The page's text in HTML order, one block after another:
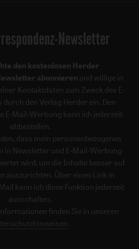
Newsletter
den kostenlosen Herder
abonnieren und willige in
Kontaktdaten zum Zweck des E-
den Verlag Herder ein. Den
E-Mail-Werbung kann ich jederzeit
abbestellen.
dass mein personenbezogenes
in Newsletter und E-Mail-Werbung
wird, um die Inhalte besser auf
auszurichten. Über einen Link in
kann ich diese Funktion jederzeit
ausschalten.
finden Sie in unseren
.